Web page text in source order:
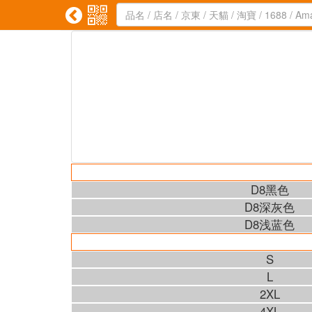
 
D8黑色
D8深灰色
D8浅蓝色
S
L
2XL